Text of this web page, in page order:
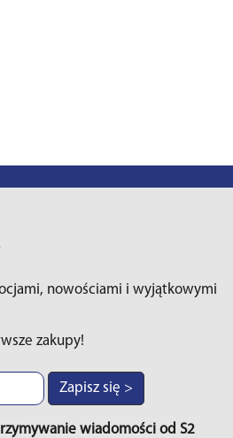
nowościami i wyjątkowymi
zakupy!
Zapisz się >
wiadomości od S2